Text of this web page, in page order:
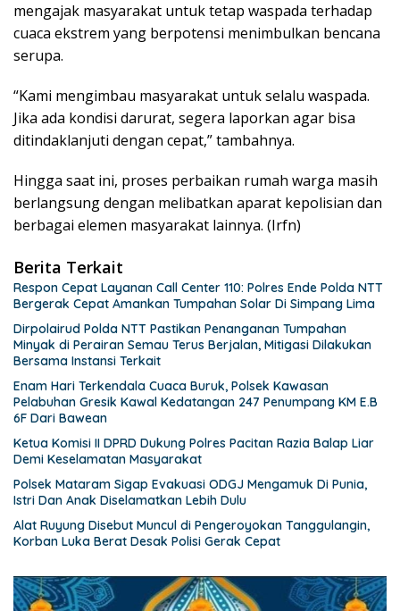
mengajak masyarakat untuk tetap waspada terhadap
cuaca ekstrem yang berpotensi menimbulkan bencana
serupa.
“Kami mengimbau masyarakat untuk selalu waspada.
Jika ada kondisi darurat, segera laporkan agar bisa
ditindaklanjuti dengan cepat,” tambahnya.
Hingga saat ini, proses perbaikan rumah warga masih
berlangsung dengan melibatkan aparat kepolisian dan
berbagai elemen masyarakat lainnya. (Irfn)
Berita Terkait
Respon Cepat Layanan Call Center 110: Polres Ende Polda NTT
Bergerak Cepat Amankan Tumpahan Solar Di Simpang Lima
Dirpolairud Polda NTT Pastikan Penanganan Tumpahan
Minyak di Perairan Semau Terus Berjalan, Mitigasi Dilakukan
Bersama Instansi Terkait
Enam Hari Terkendala Cuaca Buruk, Polsek Kawasan
Pelabuhan Gresik Kawal Kedatangan 247 Penumpang KM E.B
6F Dari Bawean
Ketua Komisi II DPRD Dukung Polres Pacitan Razia Balap Liar
Demi Keselamatan Masyarakat
Polsek Mataram Sigap Evakuasi ODGJ Mengamuk Di Punia,
Istri Dan Anak Diselamatkan Lebih Dulu
Alat Ruyung Disebut Muncul di Pengeroyokan Tanggulangin,
Korban Luka Berat Desak Polisi Gerak Cepat